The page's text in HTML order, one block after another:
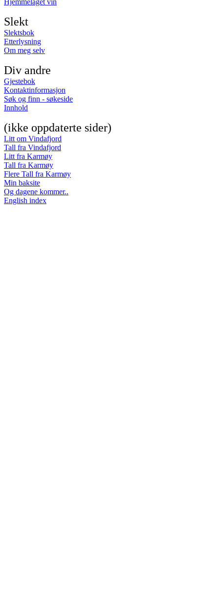
Hjemmelaget vin
Slekt
Slektsbok
Etterlysning
Om meg selv
Div andre
Gjestebok
Kontaktinformasjon
Søk og finn - søkeside
Innhold
(ikke oppdaterte sider)
Litt om Vindafjord
Tall fra Vindafjord
Litt fra Karmøy
Tall fra Karmøy
Flere Tall fra Karmøy
Min baksite
Og dagene kommer..
English index